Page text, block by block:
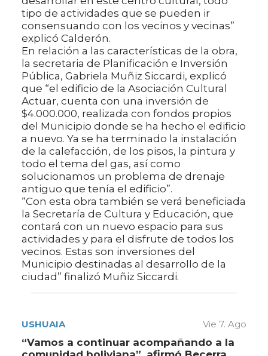
tipo de actividades que se pueden ir
consensuando con los vecinos y vecinas”
explicó Calderón.
En relación a las características de la obra,
la secretaria de Planificación e Inversión
Pública, Gabriela Muñiz Siccardi, explicó
que “el edificio de la Asociación Cultural
Actuar, cuenta con una inversión de
$4.000.000, realizada con fondos propios
del Municipio donde se ha hecho el edificio
a nuevo. Ya se ha terminado la instalación
de la calefacción, de los pisos, la pintura y
todo el tema del gas, así como
solucionamos un problema de drenaje
antiguo que tenía el edificio”.
“Con esta obra también se verá beneficiada
la Secretaría de Cultura y Educación, que
contará con un nuevo espacio para sus
actividades y para el disfrute de todos los
vecinos. Estas son inversiones del
Municipio destinadas al desarrollo de la
ciudad” finalizó Muñiz Siccardi.
USHUAIA Vie 7. Ago
“Vamos a continuar acompañando a la